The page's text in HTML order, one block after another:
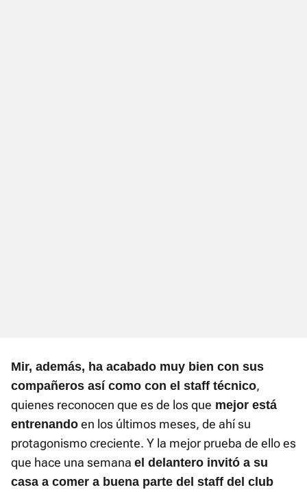
Mir, además, ha acabado muy bien con sus
compañeros así como con el staff técnico,
quienes reconocen que es de los que mejor está
entrenando en los últimos meses, de ahí su
protagonismo creciente. Y la mejor prueba de ello es
que hace una semana el delantero invitó a su
casa a comer a buena parte del staff del club